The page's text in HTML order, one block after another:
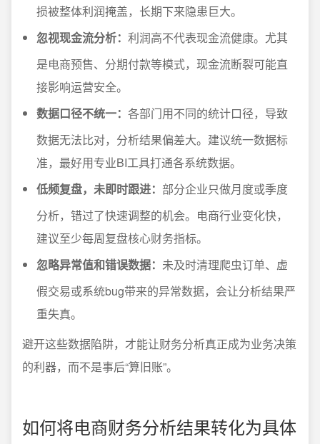
损被整体利润掩盖，长期下来隐患巨大。
忽视现金流分析： 利润高不代表现金流健康。尤其
是电商预售、分期付款等模式，现金流断裂可能直
接影响运营安全。
数据口径不统一： 各部门用不同的统计口径，导致
数据无法比对，分析结果偏差大。建议统一数据标
准，最好用专业BI工具打通各系统数据。
低频复盘，未即时跟进： 部分企业只做月度或季度
分析，错过了快速调整的机会。电商行业变化快，
建议至少每周复盘核心财务指标。
忽略异常值和错误数据： 未及时清理爬虫订单、虚
假交易或系统bug带来的异常数据，会让分析结果严
重失真。
避开这些数据陷阱，才能让财务分析真正成为业务决策
的利器，而不是事后“算旧账”。
如何将电商财务分析结果转化为具体